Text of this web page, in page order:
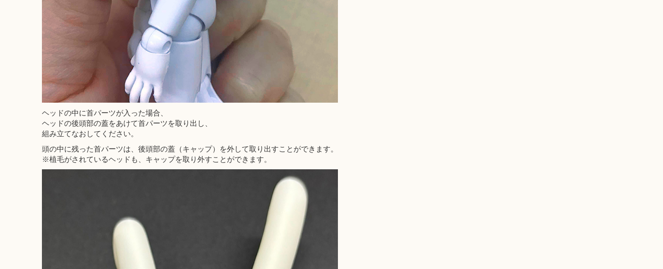
ヘッドの中に首パーツが入った場合、
ヘッドの後頭部の蓋をあけて首パーツを取り出し、
組み立てなおしてください。
頭の中に残った首パーツは、後頭部の蓋（キャップ）を外して取り出すことができます。
※植毛がされているヘッドも、キャップを取り外すことができます。